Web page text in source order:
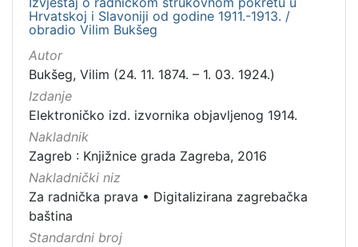
Hrvatskoj i Slavoniji od godine 1911.-1913. /
obradio Vilim Bukšeg
Autor
Bukšeg, Vilim (24. 11. 1874. – 1. 03. 1924.)
Izdanje
Elektroničko izd. izvornika objavljenog 1914.
Nakladnik
Zagreb : Knjižnice grada Zagreba, 2016
Nakladnički niz
Za radnička prava • Digitalizirana zagrebačka
baština
Standardni broj